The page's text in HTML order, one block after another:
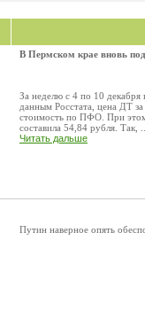
В Пермском крае вновь
За неделю с 4 по 10 декабря
данным Росстата, цена ДТ
стоимость по ПФО. При этом
составила 54,84 рубля. Так,
Читать дальше
Путин наверное опять